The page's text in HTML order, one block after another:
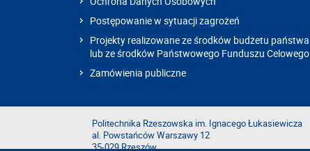
Postępowanie w sytuacji zagrożeń
Projekty realizowane ze środków budżetu państwa
lub ze środków Państwowego Funduszu Celowego
Zamówienia publiczne
Politechnika Rzeszowska im. Ignacego Łukasiewicza
al. Powstańców Warszawy 12
35-029 Rzeszów